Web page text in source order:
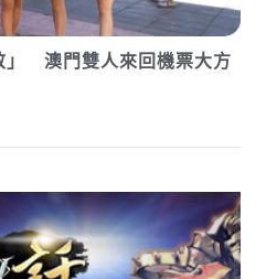
」 澳門雙人來回機票大方